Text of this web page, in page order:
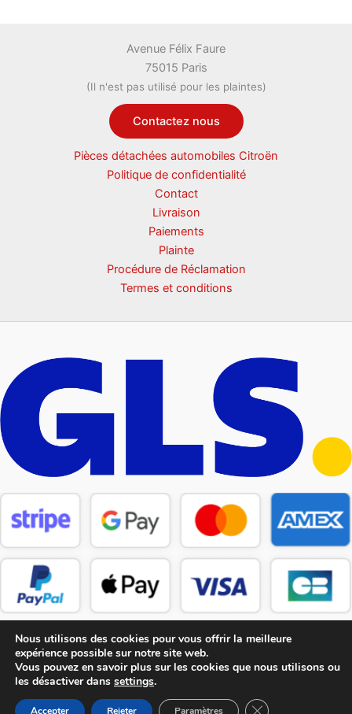
Avenue Félix Faure
75015 Paris
(Il n'est pas utilisé pour les plaintes)
Contactez nous
Pièces détachées automobiles Citroën
Politique de confidentialité
Contact
Livraison
Paiements
Plainte
Procédure de Réclamation
Termes et conditions
Nous utilisons des cookies pour vous offrir la meilleure
expérience possible sur notre site web.
Vous pouvez en savoir plus sur les cookies que nous utilisons ou
les désactiver dans settings.
Accepter Rejeter Paramètres Fermer la bannière